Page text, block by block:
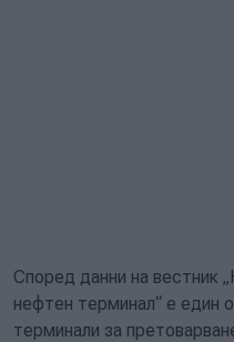
Според данни на вестник
нефтен терминал“ е един
терминали за